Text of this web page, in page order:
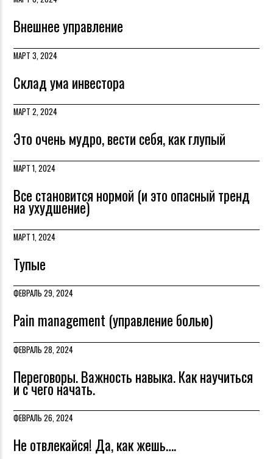
Внешнее управление
МАРТ 3, 2024
Склад ума инвестора
МАРТ 2, 2024
Это очень мудро, вести себя, как глупый
МАРТ 1, 2024
Все становится нормой (и это опасный тренд
на ухудшение)
МАРТ 1, 2024
Тупые
ФЕВРАЛЬ 29, 2024
Pain management (управление болью)
ФЕВРАЛЬ 28, 2024
Переговоры. Важность навыка. Как научиться
и с чего начать.
ФЕВРАЛЬ 26, 2024
Не отвлекайся! Да, как жешь….